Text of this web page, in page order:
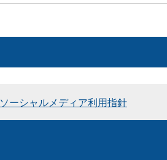
ソーシャルメディア利用指針